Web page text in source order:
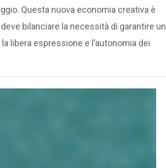
Questa nuova economia creativa è
bilanciare la necessità di garantire un
libera espressione e l’autonomia dei